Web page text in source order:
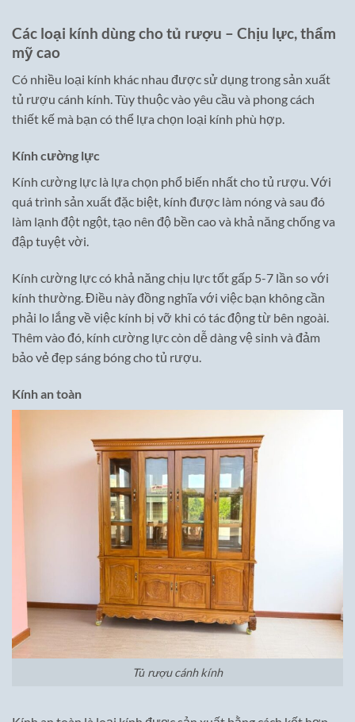
Các loại kính dùng cho tủ rượu – Chịu lực, thẩm
mỹ cao
Có nhiều loại kính khác nhau được sử dụng trong sản xuất
tủ rượu cánh kính. Tùy thuộc vào yêu cầu và phong cách
thiết kế mà bạn có thể lựa chọn loại kính phù hợp.
Kính cường lực
Kính cường lực là lựa chọn phổ biến nhất cho tủ rượu. Với
quá trình sản xuất đặc biệt, kính được làm nóng và sau đó
làm lạnh đột ngột, tạo nên độ bền cao và khả năng chống va
đập tuyệt vời.
Kính cường lực có khả năng chịu lực tốt gấp 5-7 lần so với
kính thường. Điều này đồng nghĩa với việc bạn không cần
phải lo lắng về việc kính bị vỡ khi có tác động từ bên ngoài.
Thêm vào đó, kính cường lực còn dễ dàng vệ sinh và đảm
bảo vẻ đẹp sáng bóng cho tủ rượu.
Kính an toàn
Tủ rượu cánh kính